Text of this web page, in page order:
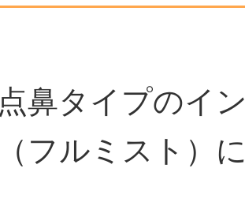
点鼻タイプのイ
（フルミスト）